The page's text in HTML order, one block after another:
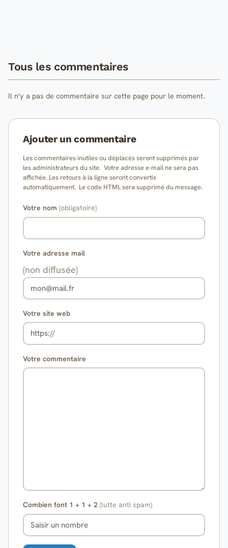
Tous les commentaires
Il n'y a pas de commentaire sur cette page pour le moment.
Ajouter un commentaire
Les commentaires inutiles ou déplacés seront supprimés par
les administrateurs du site. Votre adresse e-mail ne sera pas
affichée. Les retours à la ligne seront convertis
automatiquement. Le code HTML sera supprimé du message.
Votre nom (obligatoire)
Votre adresse mail
(non diffusée)
Votre site web
Votre commentaire
Combien font 1 + 1 + 2 (lutte anti spam)